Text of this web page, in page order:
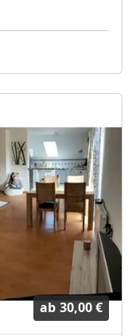
ab 30,00 €